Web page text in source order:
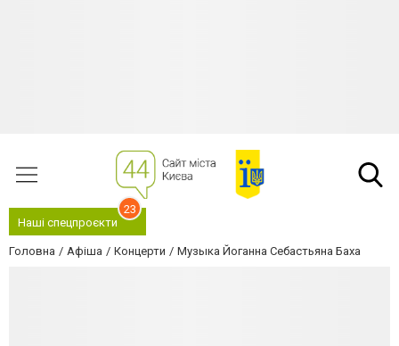
Наші спецпроєкти
23
Головна Афіша Концерти Музыка Йоганна Себастьяна Баха